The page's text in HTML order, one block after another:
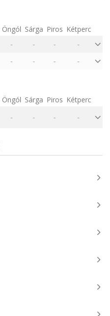
Öngól Sárga Piros Kétperc
- - -
-
- - - -
Öngól Sárga Piros Kétperc
- - - -